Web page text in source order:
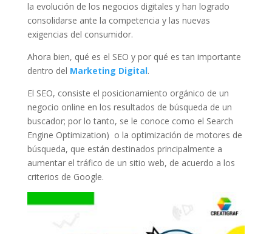
la evolución de los negocios digitales y han logrado
consolidarse ante la competencia y las nuevas
exigencias del consumidor.
Ahora bien, qué es el SEO y por qué es tan importante
dentro del Marketing Digital.
El SEO, consiste el posicionamiento orgánico de un
negocio online en los resultados de búsqueda de un
buscador; por lo tanto, se le conoce como el Search
Engine Optimization) o la optimización de motores de
búsqueda, que están destinados principalmente a
aumentar el tráfico de un sitio web, de acuerdo a los
criterios de Google.